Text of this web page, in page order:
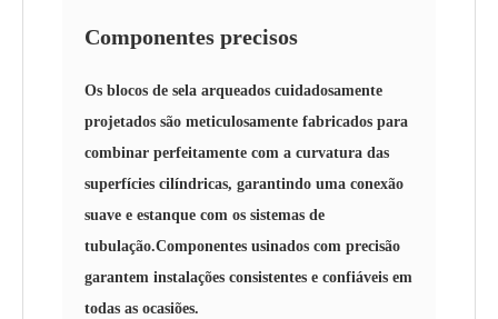
Componentes precisos
Os blocos de sela arqueados cuidadosamente
projetados são meticulosamente fabricados para
combinar perfeitamente com a curvatura das
superfícies cilíndricas, garantindo uma conexão
suave e estanque com os sistemas de
tubulação.Componentes usinados com precisão
garantem instalações consistentes e confiáveis ​​em
todas as ocasiões.